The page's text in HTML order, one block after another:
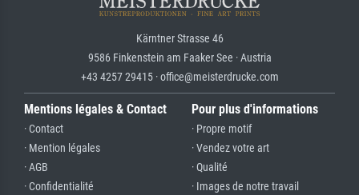
Kärntner Strasse 46
9586 Finkenstein am Faaker See · Austria
+43 4257 29415 · office@meisterdrucke.com
Mentions légales & Contact
· Contact
· Mention légales
· AGB
· Confidentialité
Pour plus d'informations
· Propre motif
· Vendez votre art
· Qualité
· Images de notre travail